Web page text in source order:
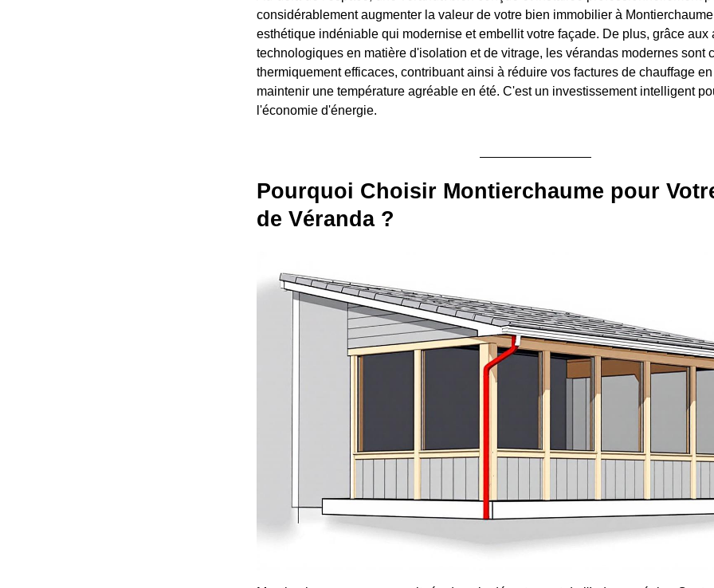
considérablement augmenter la valeur de votre bien immobilier à
esthétique indéniable qui modernise et embellit votre façade. De plus, grâce aux
technologiques en matière d'isolation et de vitrage, les vérandas modernes sont
thermiquement efficaces, contribuant ainsi à réduire vos factures de chauffage
maintenir une température agréable en été. C'est un investissement intelligent
l'économie d'énergie.
Pourquoi Choisir Montierchaume pour
de Véranda ?